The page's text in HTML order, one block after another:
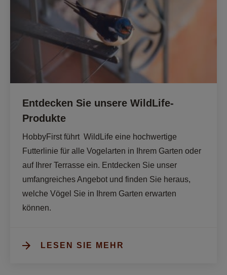
Entdecken Sie unsere WildLife-
Produkte
HobbyFirst führt  WildLife eine hochwertige
Futterlinie für alle Vogelarten in Ihrem Garten oder
auf Ihrer Terrasse ein. Entdecken Sie unser
umfangreiches Angebot und finden Sie heraus,
welche Vögel Sie in Ihrem Garten erwarten
können.
LESEN SIE MEHR